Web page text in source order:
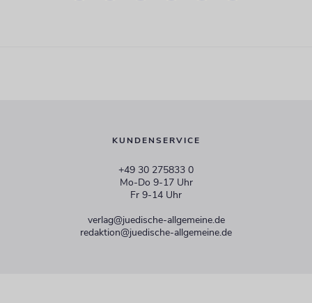
KUNDENSERVICE
+49 30 275833 0
Mo-Do 9-17 Uhr
Fr 9-14 Uhr
verlag@juedische-allgemeine.de
redaktion@juedische-allgemeine.de